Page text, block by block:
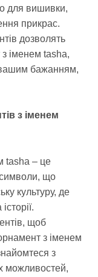
для вишивки,
прикрас.
дозволять
іменем tasha,
бажанням,
з іменем
tasha – це
символи, що
культуру, де
щоб
з іменем
з
можливостей,